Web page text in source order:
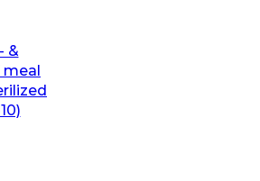
&
meal